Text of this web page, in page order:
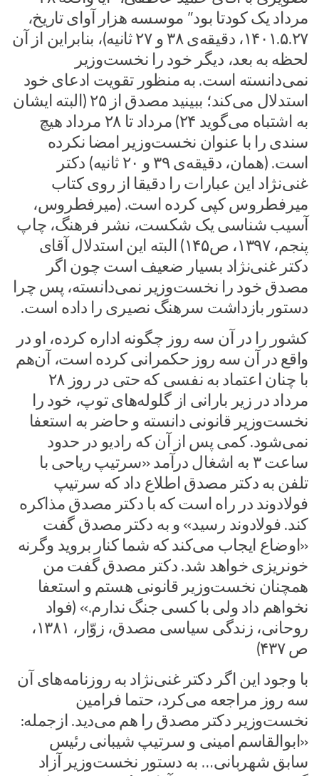
مرداد یک کودتا بود” موسسه هزار آوای تاریخ،
۱۴۰۱.۵.۲۷، دقیقه‌ی ۳۸ و ۲۷ ثانیه)، بنابراین از آن
لحظه به بعد، دیگر خود را نخست‌وزیر
نمی‌دانسته است. به منظور تقویت ادعای خود
استدلال می‌کند؛ ببینید مصدق از ۲۵ (البته ایشان
به اشتباه می‌گوید ۲۴) مرداد تا ۲۸ مرداد هیچ
سندی را با عنوان نخست‌وزیر امضا نکرده
است. (همان، دقیقه‌ی ۳۹ و ۲۰ ثانیه) دکتر
غنی‌نژاد این عبارات را دقیقا از روی کتاب
میرفطروس کپی کرده‌ است. (میرفطروس،
آسیب شناسی یک شکست، نشر فرهنگ، چاپ
پنجم، ۱۳۹۷، ص۱۴۵) البته این استدلال آقای
دکتر غنی‌نژاد بسیار ضعیف است چون اگر
مصدق خود را نخست‌وزیر نمی‌دانسته، پس چرا
دستور بازداشت سرهنگ نصیری را داده است.
کشور را در آن سه روز چگونه اداره کرده، او در
واقع در آن سه روز حکمرانی کرده است، آن‌هم
با چنان اعتماد به نفسی که حتی در روز ۲۸
مرداد در زیر بارانی از گلوله‌های توپ، خود را
نخست‌وزیر قانونی دانسته و حاضر به استعفا
نمی‌شود. کمی پس از آن که رادیو در حدود
ساعت ۳ به اشغال درآمد «سرتیپ ریاحی با
تلفن به دکتر مصدق اطلاع داد که سرتیپ
فولادوند در راه است که با دکتر مصدق مذاکره
کند. فولادوند رسید» و به دکتر مصدق گفت
«اوضاع ایجاب می‌کند که شما کنار بروید وگرنه
خونریزی خواهد شد. دکتر مصدق گفت من
همچنان نخست‌وزیر قانونی هستم و استعفا
نخواهم داد ولی با کسی جنگ ندارم.» (فواد
روحانی، زندگی سیاسی مصدق، زوّار، ۱۳۸۱،
ص ۴۳۷)
با وجود این اگر دکتر غنی‌نژاد به روزنامه‌های آن
سه روز مراجعه می‌کرد، حتما فرامین
نخست‌وزیر دکتر مصدق را هم می‌دید. ازجمله:
«ابوالقاسم امینی و سرتیپ شیبانی رئیس
سابق شهربانی… به دستور نخست‌وزیر آزاد